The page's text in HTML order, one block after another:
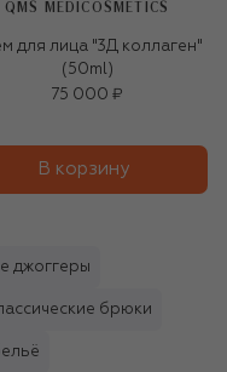
QMS MEDICOSMETICS
для лица "3Д коллаген"
(50ml)
75 000 ₽
В корзину
джоггеры
брюки